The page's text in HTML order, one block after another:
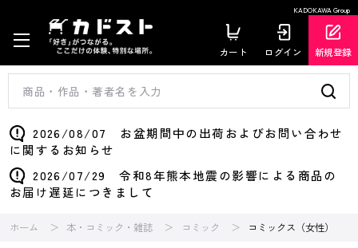
KADOKAWA Group
カート ログイン 新規登録
2026/08/07 お盆期間中の出荷およびお問い合わせ
に関するお知らせ
2026/07/29 令和8年熊本地震の影響による商品の
お届け遅延につきまして
ホーム 本・コミック・雑誌 コミック コミックス（女性）